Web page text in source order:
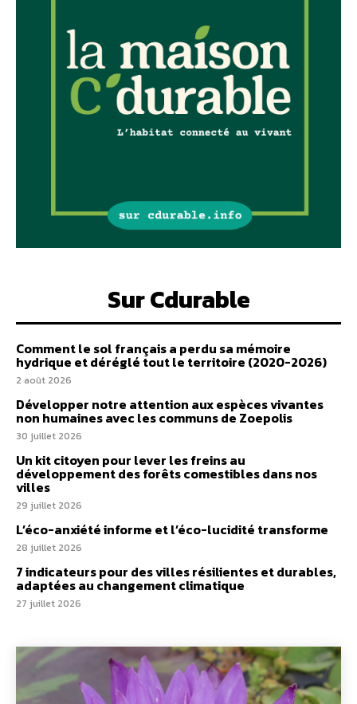
Sur Cdurable
Comment le sol français a perdu sa mémoire
hydrique et déréglé tout le territoire (2020-2026)
2 août 2026
Développer notre attention aux espèces vivantes
non humaines avec les communs de Zoepolis
30 juillet 2026
Un kit citoyen pour lever les freins au
développement des forêts comestibles dans nos
villes
29 juillet 2026
L’éco-anxiété informe et l’éco-lucidité transforme
28 juillet 2026
7 indicateurs pour des villes résilientes et durables,
adaptées au changement climatique
27 juillet 2026